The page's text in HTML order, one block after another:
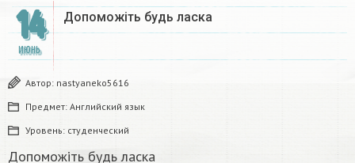
14
ИЮНЬ
Допоможіть будь ласка
Автор: nastyaneko5616
Предмет: Английский язык
Уровень: студенческий
Допоможіть будь ласка